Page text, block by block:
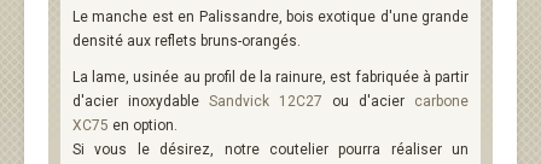
Le manche est en Palissandre, bois exotique d'une grande
densité aux reflets bruns-orangés.
La lame, usinée au profil de la rainure, est fabriquée à partir
d'acier inoxydable Sandvick 12C27 ou d'acier carbone
XC75 en option.
Si vous le désirez, notre coutelier pourra réaliser un